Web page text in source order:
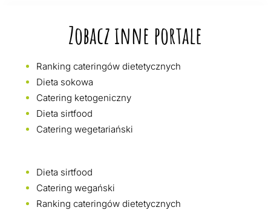
Zobacz inne portale
Ranking cateringów dietetycznych
Dieta sokowa
Catering ketogeniczny
Dieta sirtfood
Catering wegetariański
Dieta sirtfood
Catering wegański
Ranking cateringów dietetycznych